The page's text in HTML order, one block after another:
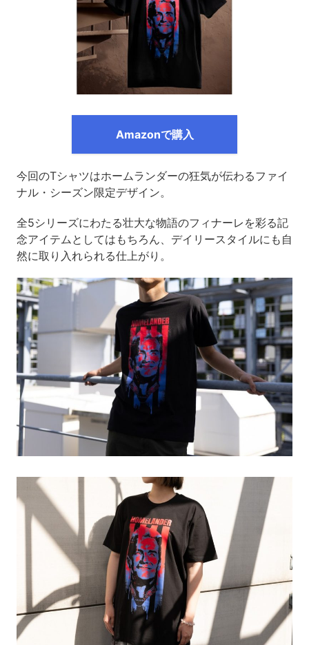
Amazonで購入
今回のTシャツはホームランダーの狂気が伝わるファイ
ナル・シーズン限定デザイン。
全5シリーズにわたる壮大な物語のフィナーレを彩る記
念アイテムとしてはもちろん、デイリースタイルにも自
然に取り入れられる仕上がり。